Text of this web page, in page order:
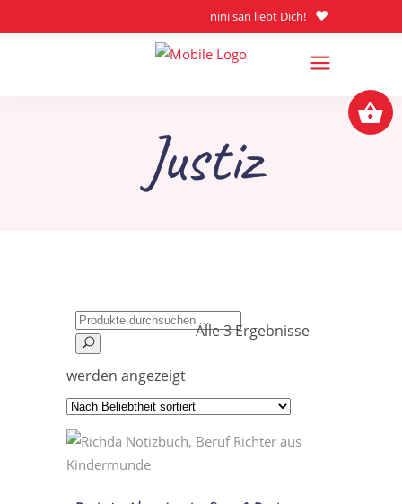
nini san liebt Dich!
Justiz
Search
for:
Alle 3 Ergebnisse
werden angezeigtNach
Beliebtheit
In den Warenkorb